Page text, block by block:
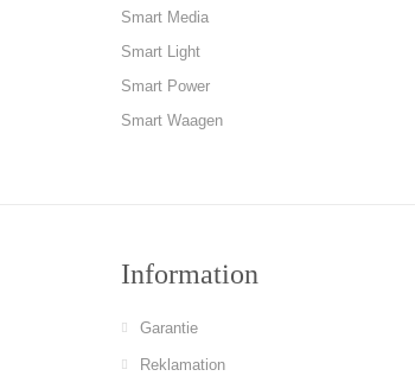
Smart Media
Smart Light
Smart Power
Smart Waagen
Information
Garantie
Reklamation